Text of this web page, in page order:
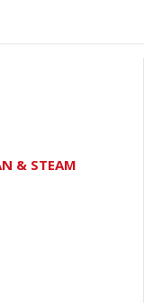
& STEAM